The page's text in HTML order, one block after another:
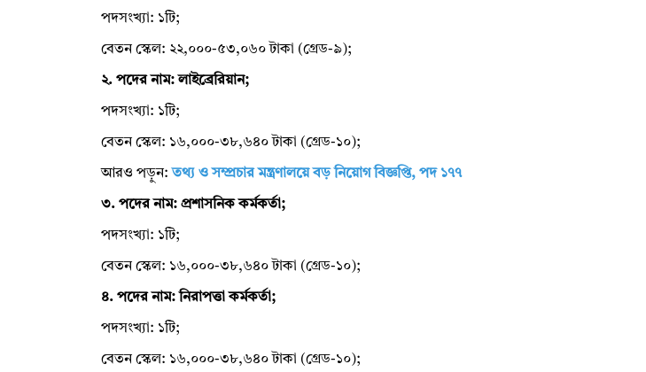
পদসংখ্যা: ১টি;
বেতন স্কেল: ২২,০০০-৫৩,০৬০ টাকা (গ্রেড-৯);
২. পদের নাম: লাইব্রেরিয়ান;
পদসংখ্যা: ১টি;
বেতন স্কেল: ১৬,০০০-৩৮,৬৪০ টাকা (গ্রেড-১০);
আরও পড়ুন:তথ্য ও সম্প্রচার মন্ত্রণালয়ে বড় নিয়োগ বিজ্ঞপ্তি, পদ ১৭৭
৩. পদের নাম: প্রশাসনিক কর্মকর্তা;
পদসংখ্যা: ১টি;
বেতন স্কেল: ১৬,০০০-৩৮,৬৪০ টাকা (গ্রেড-১০);
৪. পদের নাম: নিরাপত্তা কর্মকর্তা;
পদসংখ্যা: ১টি;
বেতন স্কেল: ১৬,০০০-৩৮,৬৪০ টাকা (গ্রেড-১০);